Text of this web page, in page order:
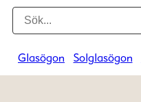
Glasögon Solglasögon